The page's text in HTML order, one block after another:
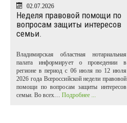
02.07.2026
Неделя правовой помощи по
вопросам защиты интересов
семьи.
Владимирская областная нотариальная
палата информирует о проведении в
регионе в период с 06 июля по 12 июля
2026 года Всероссийской недели правовой
помощи по вопросам защиты интересов
семьи. Во всех… Подробнее ...